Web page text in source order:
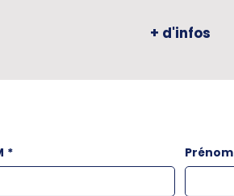
+ d'infos
* Prénom